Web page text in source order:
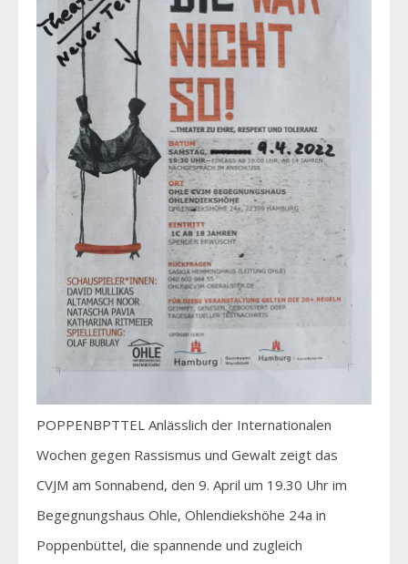
POPPENBPTTEL Anlässlich der Internationalen
Wochen gegen Rassismus und Gewalt zeigt das
CVJM am Sonnabend, den 9. April um 19.30 Uhr im
Begegnungshaus Ohle, Ohlendiekshöhe 24a in
Poppenbüttel, die spannende und zugleich